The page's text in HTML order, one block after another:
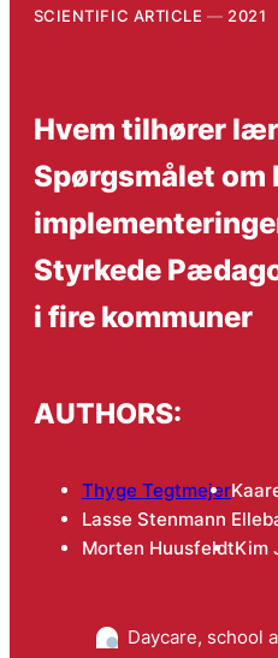
SCIENTIFIC ARTICLE 2021
Hvem tilhører
Spørgsmålet om
Styrkede
i fire kommuner
AUTHORS:
Thyge Tegtmejer
Lasse Stenmann
Morten HuusfeldtKim
Daycare, school